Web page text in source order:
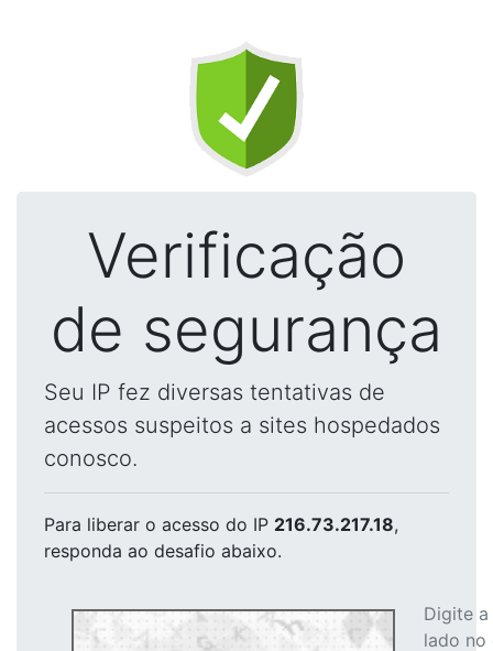
Verificação
de segurança
Seu IP fez diversas tentativas de
acessos suspeitos a sites hospedados
conosco.
Para liberar o acesso do IP 216.73.217.18,
responda ao desafio abaixo.
Digite
lado no